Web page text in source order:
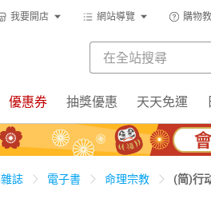
我要開店 網站導覽 購物
優惠券 抽獎優惠 天天免運
誌 電子書 命理宗教 (简)行